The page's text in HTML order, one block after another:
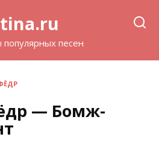
популярных песен
— Бомж-